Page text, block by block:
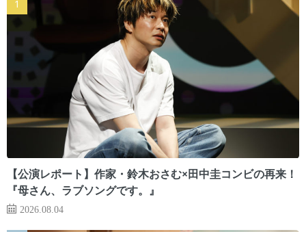
【公演レポート】作家・鈴木おさむ×田中圭コンビの再来！
『母さん、ラブソングです。』
2026.08.04